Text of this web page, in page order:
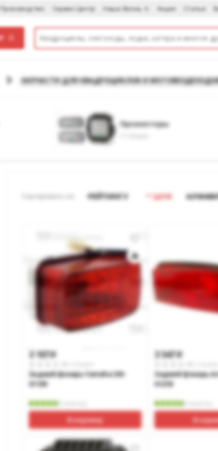
Сервис-Центр Наша Жизнь Акции Статьи
ЗАПЧАСТИ ДЛЯ КВАДРОЦИКЛОВ И
Прожекторы
Сортировать по: РЕЙТИНГУ ЦЕНЕ
3 107
Задний фонарь Yamaha SM-
01109
В корзину
3 547
Задний фонарь
01218
В